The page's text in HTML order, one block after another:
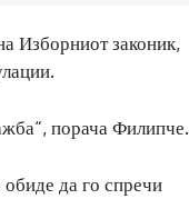
Изборниот законик,
порача Филипче.
да го спречи